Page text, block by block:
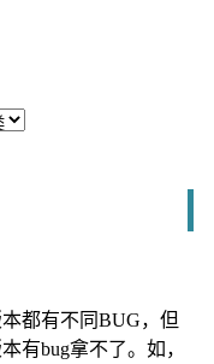
都有不同BUG，但
有bug拿不了。如，